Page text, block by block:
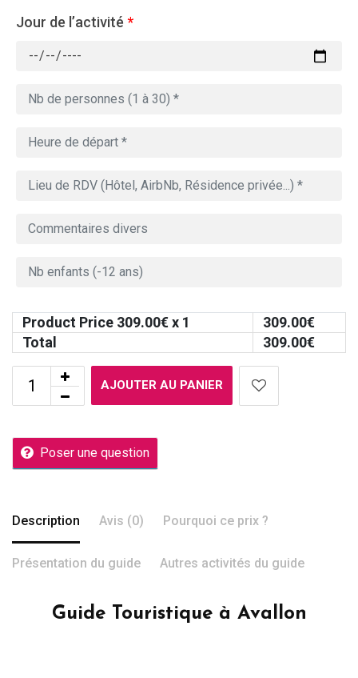
Jour de l’activité *
Product Price 309.00€ x 1 309.00€
Total
309.00€
AJOUTER AU PANIER
Poser une question
Description Avis (0) Pourquoi ce prix ?
Présentation du guide Autres activités du guide
Guide Touristique à Avallon